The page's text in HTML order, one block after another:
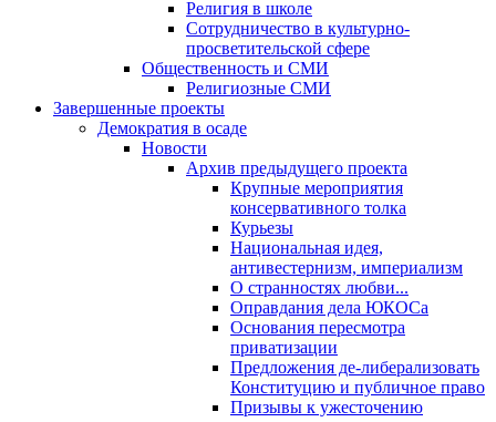
Религия в школе
Сотрудничество в культурно-
просветительской сфере
Общественность и СМИ
Религиозные СМИ
Завершенные проекты
Демократия в осаде
Новости
Архив предыдущего проекта
Крупные мероприятия
консервативного толка
Курьезы
Национальная идея,
антивестернизм, империализм
О странностях любви...
Оправдания дела ЮКОСа
Основания пересмотра
приватизации
Предложения де-либерализовать
Конституцию и публичное право
Призывы к ужесточению